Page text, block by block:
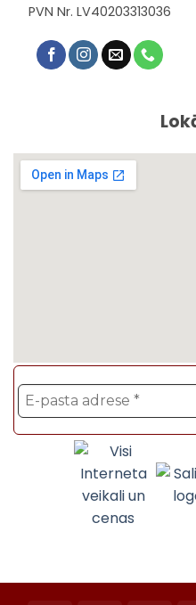
PVN Nr. LV40203313036